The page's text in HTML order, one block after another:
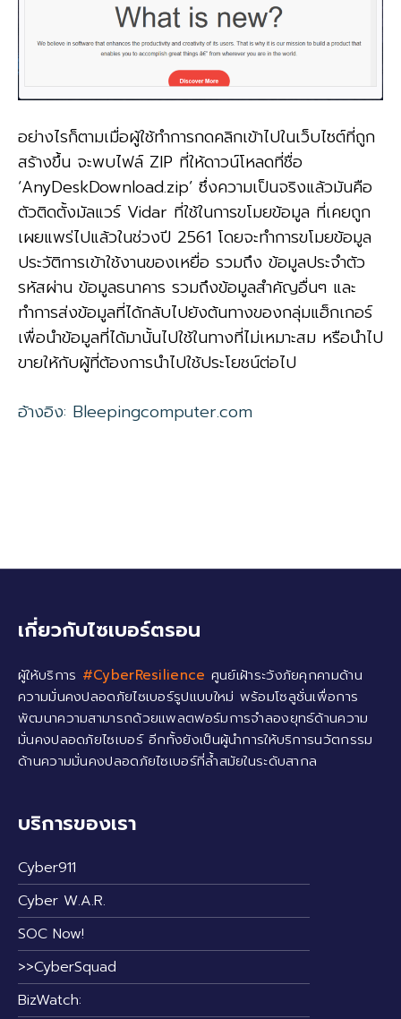
อย่างไรก็ตามเมื่อผู้ใช้ทำการกดคลิกเข้าไปในเว็บไซต์ที่ถูก
สร้างขึ้น จะพบไฟล์ ZIP ที่ให้ดาวน์โหลดที่ชื่อ
‘AnyDeskDownload.zip’ ซึ่งความเป็นจริงแล้วมันคือ
ตัวติดตั้งมัลแวร์ Vidar ที่ใช้ในการขโมยข้อมูล ที่เคยถูก
เผยแพร่ไปแล้วในช่วงปี 2561 โดยจะทำการขโมยข้อมูล
ประวัติการเข้าใช้งานของเหยื่อ รวมถึง ข้อมูลประจำตัว
รหัสผ่าน ข้อมูลธนาคาร รวมถึงข้อมูลสำคัญอื่นๆ และ
ทำการส่งข้อมูลที่ได้กลับไปยังต้นทางของกลุ่มแฮ็กเกอร์
เพื่อนำข้อมูลที่ได้มานั้นไปใช้ในทางที่ไม่เหมาะสม หรือนำไป
ขายให้กับผู้ที่ต้องการนำไปใช้ประโยชน์ต่อไป
อ้างอิง: Bleepingcomputer.com
เกี่ยวกับไซเบอร์ตรอน
ผู้ให้บริการ #CyberResilience ศูนย์เฝ้าระวังภัยคุกคามด้าน
ความมั่นคงปลอดภัยไซเบอร์รูปแบบใหม่ พร้อมโซลูชั่นเพื่อการ
พัฒนาความสามารถด้วยแพลตฟอร์มการจำลองยุทธ์ด้านความ
มั่นคงปลอดภัยไซเบอร์ อีกทั้งยังเป็นผู้นำการให้บริการนวัตกรรม
ด้านความมั่นคงปลอดภัยไซเบอร์ที่ล้ำสมัยในระดับสากล
บริการของเรา
Cyber911
Cyber W.A.R.
SOC Now!
>>CyberSquad
BizWatch: